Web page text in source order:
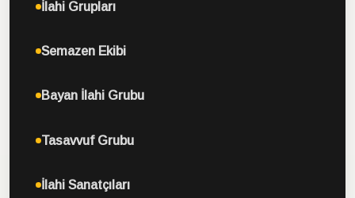
İlahi Grupları
Semazen Ekibi
Bayan İlahi Grubu
Tasavvuf Grubu
İlahi Sanatçıları